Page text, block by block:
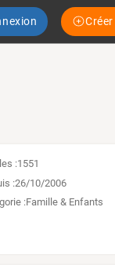
:1551
:26/10/2006
:Famille & Enfants